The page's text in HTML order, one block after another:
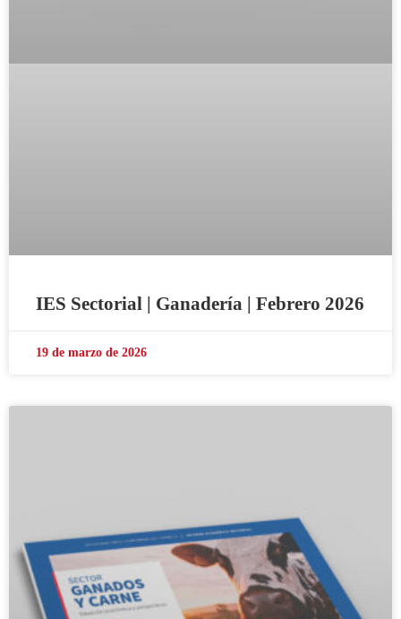
IES Sectorial | Ganadería | Febrero 2026
19 de marzo de 2026